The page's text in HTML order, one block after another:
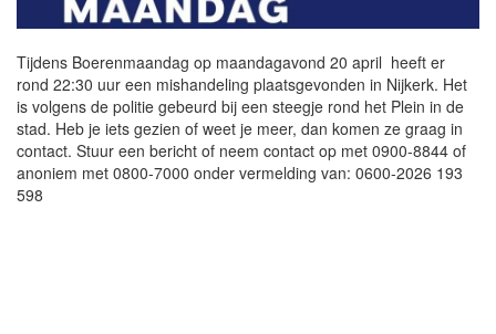
Tijdens Boerenmaandag op maandagavond 20 april heeft er
rond 22:30 uur een mishandeling plaatsgevonden in Nijkerk. Het
is volgens de politie gebeurd bij een steegje rond het Plein in de
stad. Heb je iets gezien of weet je meer, dan komen ze graag in
contact. Stuur een bericht of neem contact op met 0900-8844 of
anoniem met 0800-7000 onder vermelding van: 0600-2026 193
598